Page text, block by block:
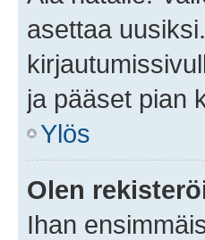
asettaa
ja pääset pian
Ylös
Olen
Ihan